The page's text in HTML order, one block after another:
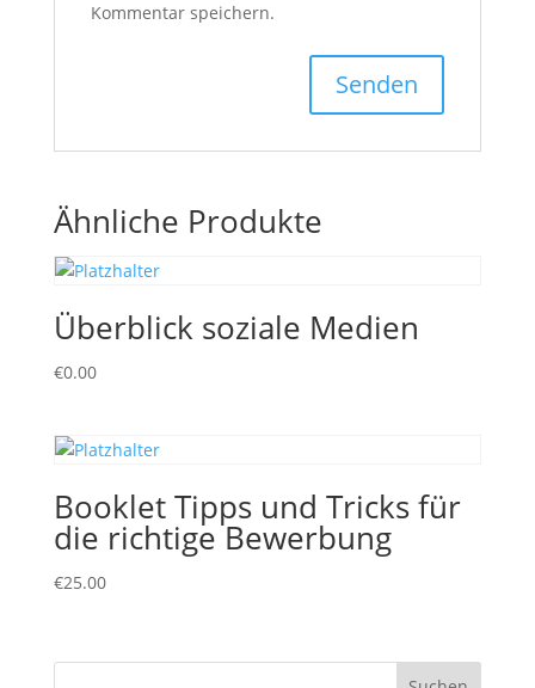
Kommentar speichern.
Ähnliche Produkte
Überblick soziale Medien
€0.00
Booklet Tipps und Tricks für
die richtige Bewerbung
€25.00